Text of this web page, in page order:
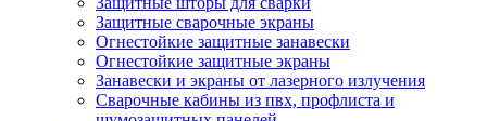
Защитные сварочные экраны
Огнестойкие защитные занавески
Огнестойкие защитные экраны
Занавески и экраны от лазерного излучения
Сварочные кабины из пвх, профлиста и